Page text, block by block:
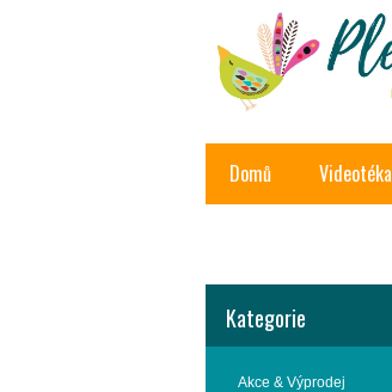
Domů Videotéka
Kategorie
Akce & Výprodej